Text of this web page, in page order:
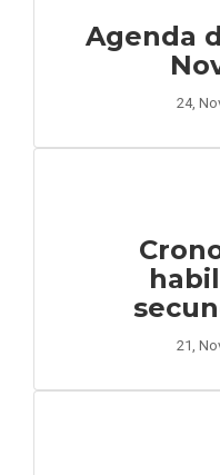
Agenda
24,
21,